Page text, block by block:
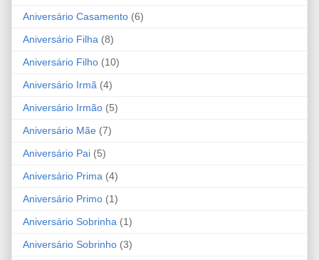
Aniversário Casamento (6)
Aniversário Filha (8)
Aniversário Filho (10)
Aniversário Irmã (4)
Aniversário Irmão (5)
Aniversário Mãe (7)
Aniversário Pai (5)
Aniversário Prima (4)
Aniversário Primo (1)
Aniversário Sobrinha (1)
Aniversário Sobrinho (3)